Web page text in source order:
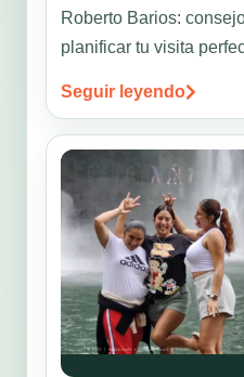
Roberto Barios:
planificar tu visita
Seguir leyendo